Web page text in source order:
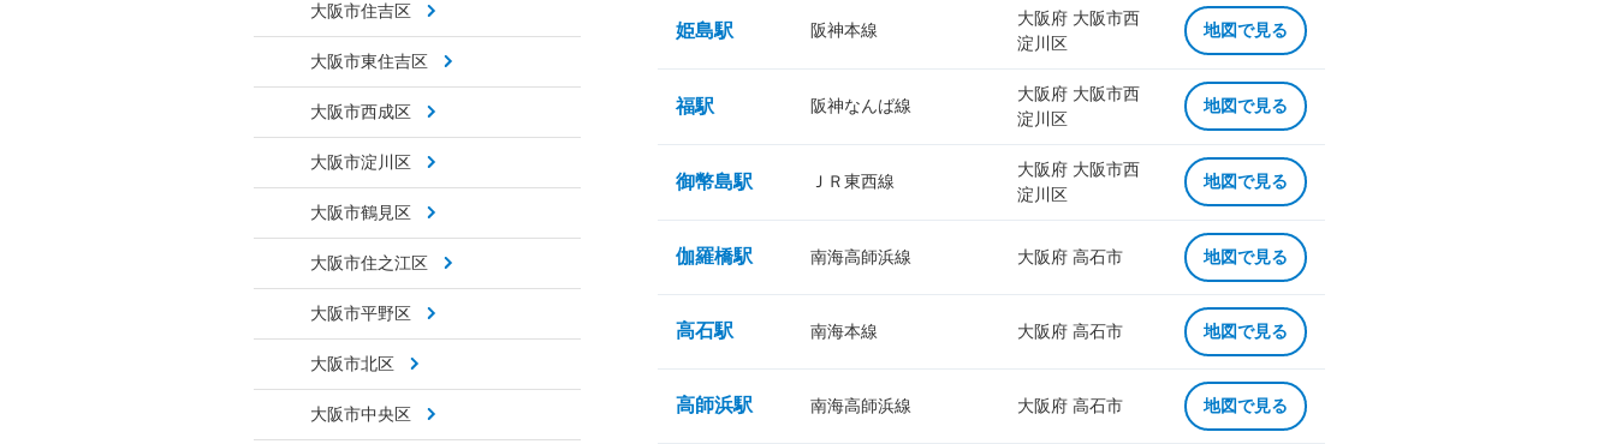
大阪市住吉区
大阪市東住吉区
大阪市西成区
大阪市淀川区
大阪市鶴見区
大阪市住之江区
大阪市平野区
大阪市北区
大阪市中央区
姫島駅 阪神本線
大阪府 大阪市西
淀川区
地図で見る
福駅 阪神なんば線
大阪府 大阪市西
淀川区
地図で見る
御幣島駅 ＪＲ東西線
大阪府 大阪市西
淀川区
地図で見る
伽羅橋駅 南海高師浜線 大阪府 高石市 地図で見る
高石駅 南海本線 大阪府 高石市 地図で見る
高師浜駅 南海高師浜線 大阪府 高石市 地図で見る